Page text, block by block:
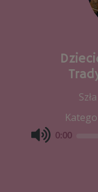
0:00